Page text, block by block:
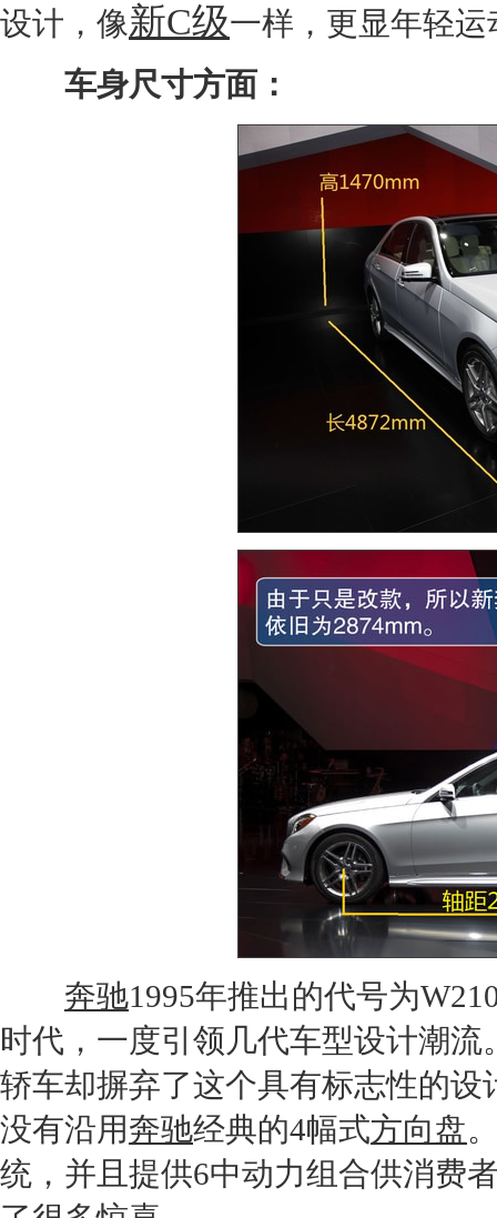
设计，像新C级一样，更显年轻运
车身尺寸方面：
奔驰1995年推出的代号为
时代，一度引领几代车型设计潮流
轿车却摒弃了这个具有标志性的
没有沿用奔驰经典的4幅式方向盘
统，并且提供6中动力组合供消费